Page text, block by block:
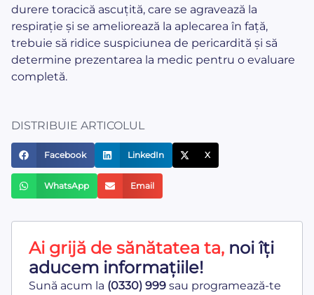
durere toracică ascuțită, care se agravează la
respirație și se ameliorează la aplecarea în față,
trebuie să ridice suspiciunea de pericardită și să
determine prezentarea la medic pentru o evaluare
completă.
DISTRIBUIE ARTICOLUL
Facebook LinkedIn X
WhatsApp Email
Ai grijă de sănătatea ta, noi îți
aducem informațiile!
Sună acum la (0330) 999 sau programează-te